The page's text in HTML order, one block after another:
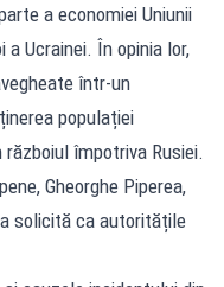
a economiei Uniunii
Ucrainei. În opinia lor,
într-un
populației
împotriva Rusiei.
Gheorghe Piperea,
solicită ca autoritățile